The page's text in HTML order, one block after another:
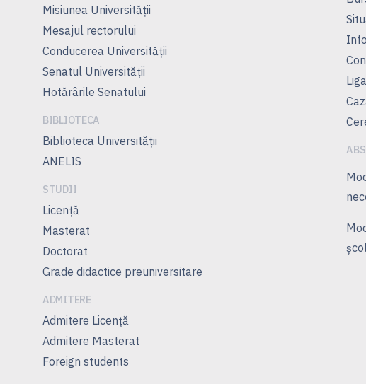
Misiunea Universităţii
Mesajul rectorului
Conducerea Universităţii
Senatul Universității
Hotărârile Senatului
BIBLIOTECA
Biblioteca Universității
ANELIS
STUDII
Licență
Masterat
Doctorat
Grade didactice preuniversitare
ADMITERE
Admitere Licenţă
Admitere Masterat
Foreign students